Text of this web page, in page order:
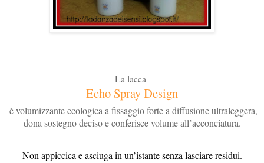
La lacca
Echo Spray Design
è volumizzante ecologica a fissaggio forte a diffusione ultraleggera,
dona sostegno deciso e conferisce volume all’acconciatura.
Non appiccica e asciuga in un’istante senza lasciare residui.